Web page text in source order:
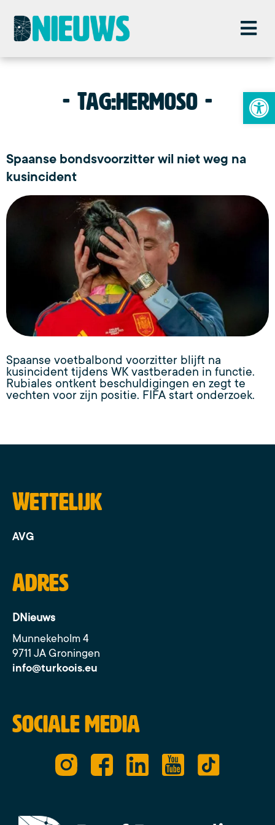
Tag:hermoso
Spaanse bondsvoorzitter wil niet weg na
kusincident
Spaanse voetbalbond voorzitter blijft na
kusincident tijdens WK vastberaden in functie.
Rubiales ontkent beschuldigingen en zegt te
vechten voor zijn positie. FIFA start onderzoek.
Wettelijk
AVG
Adres
DNieuws
Munnekeholm 4
9711 JA Groningen
info@turkoois.eu
Sociale media